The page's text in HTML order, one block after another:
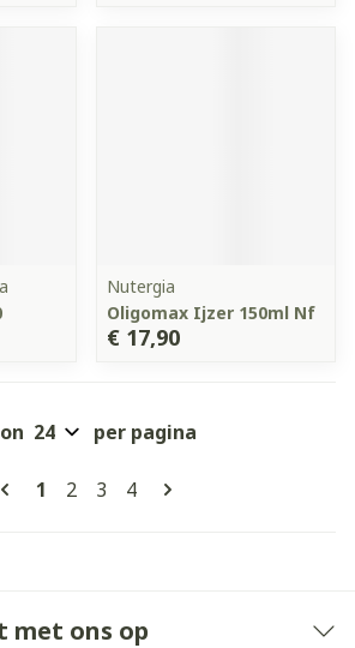
Nutergia
Oligomax Ijzer 150ml Nf
€ 17,90
Pagina's
U lees momenteel pagina
1 Pagina
2 Pagina
3 Pagina
4
per pagina
met ons op